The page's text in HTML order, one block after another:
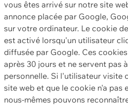
vous êtes arrivé sur notre site
annonce placée par Google,
sur votre ordinateur. Le cookie
est activé lorsqu'un utilisateur
diffusée par Google. Ces
après 30 jours et ne servent pas
personnelle. Si l'utilisateur visite
site web et que le cookie n'a pas
nous-mêmes pouvons